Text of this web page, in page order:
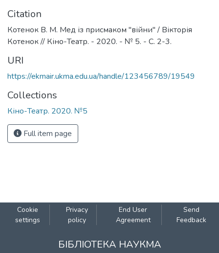
Citation
Котенок В. М. Мед із присмаком "війни" / Вікторія
Котенок // Кіно-Театр. - 2020. - № 5. - С. 2-3.
URI
https://ekmair.ukma.edu.ua/handle/123456789/19549
Collections
Кіно-Театр. 2020. №5
Full item page
Cookie
settings
Privacy
policy
End User
Agreement
Send
Feedback
БІБЛІОТЕКА НАУКМА